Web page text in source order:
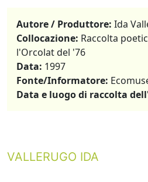
Autore / Produttore: Ida
Collocazione: Raccolta
l'Orcolat del '76
Data: 1997
Fonte/Informatore:
Data e luogo di raccolta
VALLERUGO IDA